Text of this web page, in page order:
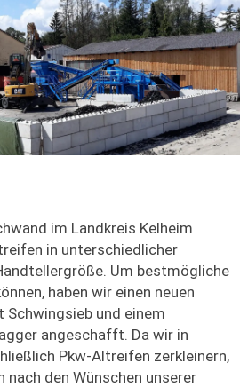
im Landkreis Kelheim
in unterschiedlicher
Um bestmögliche
haben wir einen neuen
und einem
angeschafft. Da wir in
Pkw-Altreifen zerkleinern,
nach den Wünschen unserer